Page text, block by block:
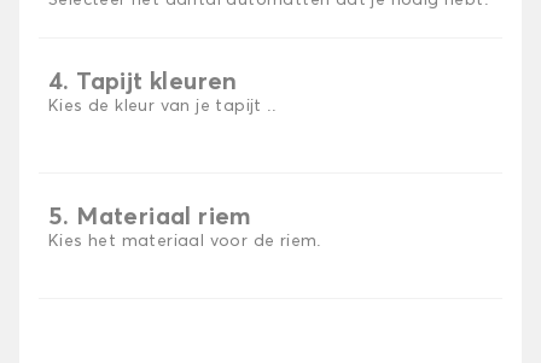
4. Tapijt kleuren
Kies de kleur van je tapijt ..
5. Materiaal riem
Kies het materiaal voor de riem.